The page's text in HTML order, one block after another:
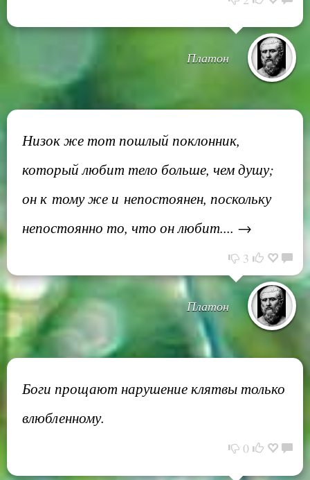
Платон
Низок же тот пошлый поклонник,
который любит тело больше, чем душу;
он к тому же и непостоянен, поскольку
непостоянно то, что он любит.... →
3
Платон
Боги прощают нарушение клятвы только
влюбленному.
0